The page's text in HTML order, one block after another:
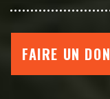
FAIRE UN DON